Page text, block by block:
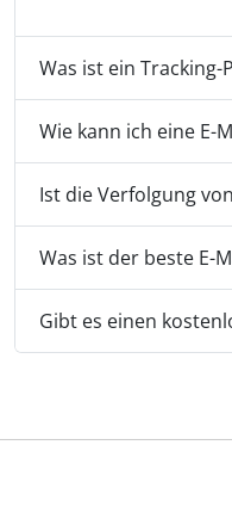
Was ist ein Tracking-
Wie kann ich eine E-
Ist die Verfolgung
Was ist der beste E-
Gibt es einen